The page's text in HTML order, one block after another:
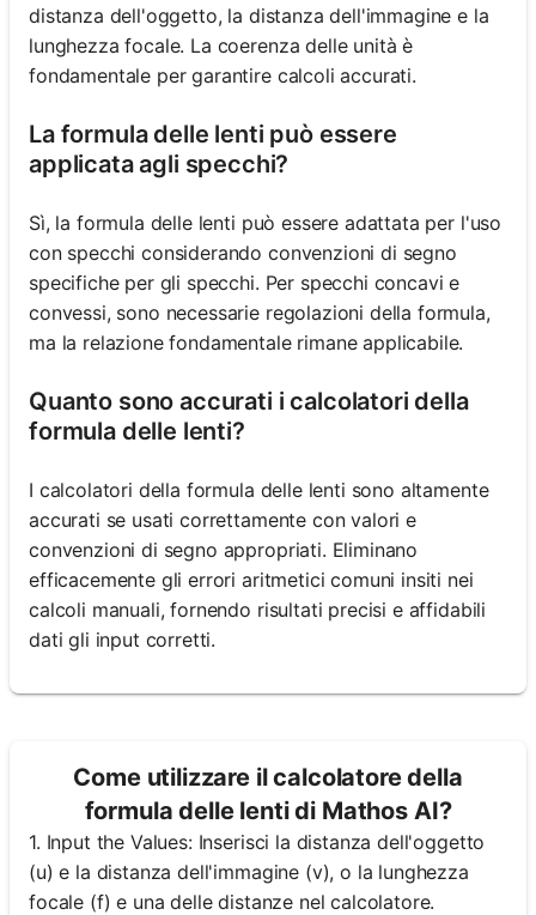
distanza dell'oggetto, la distanza dell'immagine e la
lunghezza focale. La coerenza delle unità è
fondamentale per garantire calcoli accurati.
La formula delle lenti può essere
applicata agli specchi?
Sì, la formula delle lenti può essere adattata per l'uso
con specchi considerando convenzioni di segno
specifiche per gli specchi. Per specchi concavi e
convessi, sono necessarie regolazioni della formula,
ma la relazione fondamentale rimane applicabile.
Quanto sono accurati i calcolatori della
formula delle lenti?
I calcolatori della formula delle lenti sono altamente
accurati se usati correttamente con valori e
convenzioni di segno appropriati. Eliminano
efficacemente gli errori aritmetici comuni insiti nei
calcoli manuali, fornendo risultati precisi e affidabili
dati gli input corretti.
Come utilizzare il calcolatore della
formula delle lenti di Mathos AI?
1. Input the Values: Inserisci la distanza dell'oggetto
(u) e la distanza dell'immagine (v), o la lunghezza
focale (f) e una delle distanze nel calcolatore.